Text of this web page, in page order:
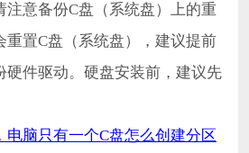
意备份C盘（系统盘）上的重
重置C盘（系统盘），建议提前
硬件驱动。硬盘安装前，建议先
电脑只有一个C盘怎么创建分区